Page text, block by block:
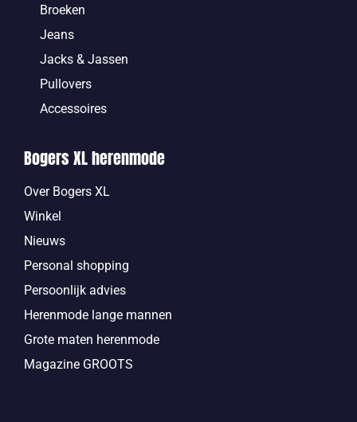
Broeken
Jeans
Jacks & Jassen
Pullovers
Accessoires
Bogers XL herenmode
Over Bogers XL
Winkel
Nieuws
Personal shopping
Persoonlijk advies
Herenmode lange mannen
Grote maten herenmode
Magazine GROOTS